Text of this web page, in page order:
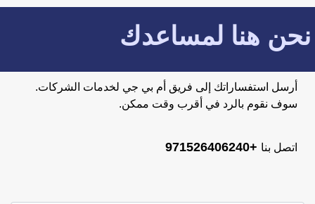
نحن هنا لمساعدك
أرسل استفساراتك إلى فريق أم بي جي لخدمات الشركات.
سوف نقوم بالرد في أقرب وقت ممكن.
اتصل بنا +971526406240